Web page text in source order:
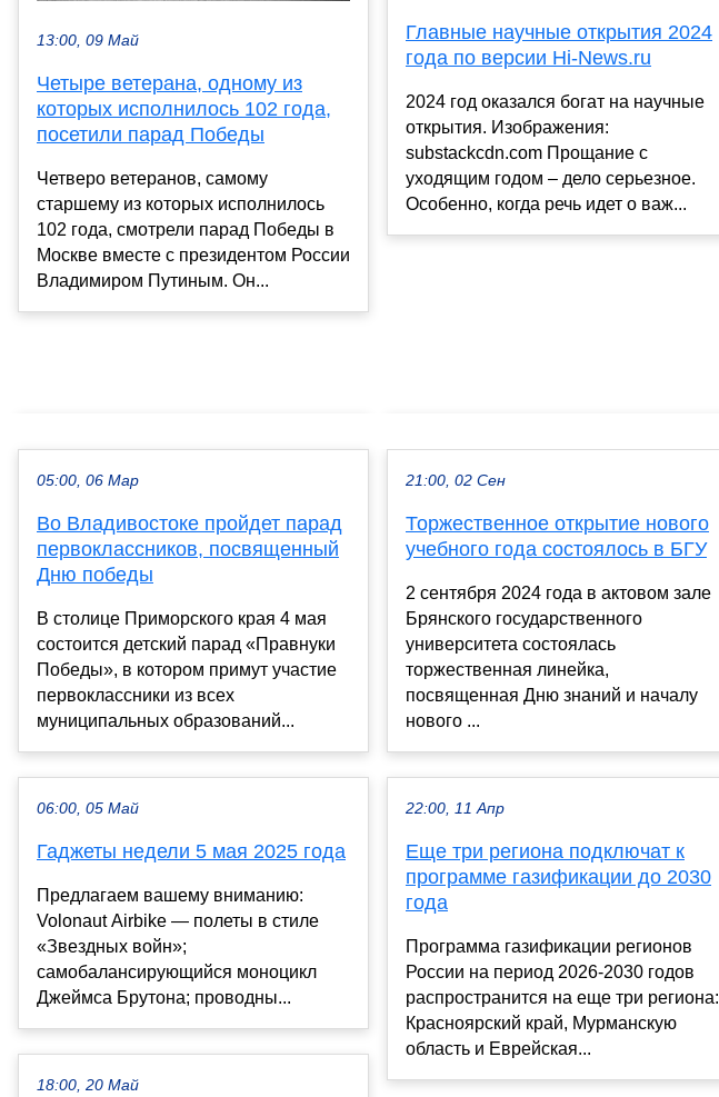
13:00, 09 Май
Четыре ветерана, одному из
которых исполнилось 102 года,
посетили парад Победы
Четверо ветеранов, самому
старшему из которых исполнилось
102 года, смотрели парад Победы в
Москве вместе с президентом России
Владимиром Путиным. Он...
Главные научные открытия 2024
года по версии Hi-News.ru
2024 год оказался богат на научные
открытия. Изображения:
substackcdn.com Прощание с
уходящим годом – дело серьезное.
Особенно, когда речь идет о важ...
05:00, 06 Мар
Во Владивостоке пройдет парад
первоклассников, посвященный
Дню победы
В столице Приморского края 4 мая
состоится детский парад «Правнуки
Победы», в котором примут участие
первоклассники из всех
муниципальных образований...
06:00, 05 Май
Гаджеты недели 5 мая 2025 года
Предлагаем вашему вниманию:
Volonaut Airbike — полеты в стиле
«Звездных войн»;
самобалансирующийся моноцикл
Джеймса Брутона; проводны...
18:00, 20 Май
21:00, 02 Сен
Торжественное открытие нового
учебного года состоялось в БГУ
2 сентября 2024 года в актовом зале
Брянского государственного
университета состоялась
торжественная линейка,
посвященная Дню знаний и началу
нового ...
22:00, 11 Апр
Еще три региона подключат к
программе газификации до 2030
года
Программа газификации регионов
России на период 2026-2030 годов
распространится на еще три региона:
Красноярский край, Мурманскую
область и Еврейская...